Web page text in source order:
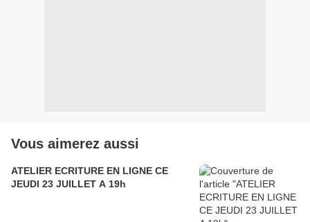
Vous aimerez aussi
ATELIER ECRITURE EN LIGNE CE
JEUDI 23 JUILLET A 19h